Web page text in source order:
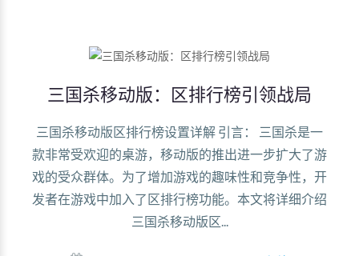
三国杀移动版：区排行榜引领战局
三国杀移动版区排行榜设置详解 引言： 三国杀是一
款非常受欢迎的桌游，移动版的推出进一步扩大了游
戏的受众群体。为了增加游戏的趣味性和竞争性，开
发者在游戏中加入了区排行榜功能。本文将详细介绍
三国杀移动版区...